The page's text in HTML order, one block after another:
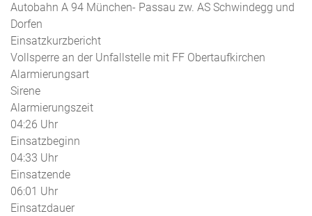
Autobahn A 94 München- Passau zw. AS Schwindegg und
Dorfen
Einsatzkurzbericht
Vollsperre an der Unfallstelle mit FF Obertaufkirchen
Alarmierungsart
Sirene
Alarmierungszeit
04:26 Uhr
Einsatzbeginn
04:33 Uhr
Einsatzende
06:01 Uhr
Einsatzdauer